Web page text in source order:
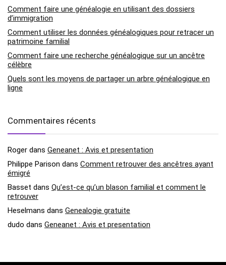
Comment faire une généalogie en utilisant des dossiers
d’immigration
Comment utiliser les données généalogiques pour retracer un
patrimoine familial
Comment faire une recherche généalogique sur un ancêtre
célèbre
Quels sont les moyens de partager un arbre généalogique en
ligne
Commentaires récents
Roger dans Geneanet : Avis et presentation
Philippe Parison dans Comment retrouver des ancêtres ayant
émigré
Basset dans Qu’est-ce qu’un blason familial et comment le
retrouver
Heselmans dans Genealogie gratuite
dudo dans Geneanet : Avis et presentation